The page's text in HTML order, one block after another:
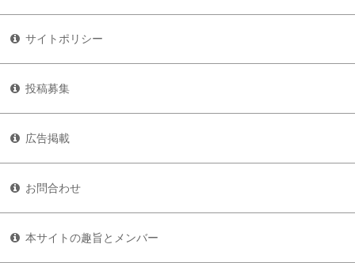
サイトポリシー
投稿募集
広告掲載
お問合わせ
本サイトの趣旨とメンバー